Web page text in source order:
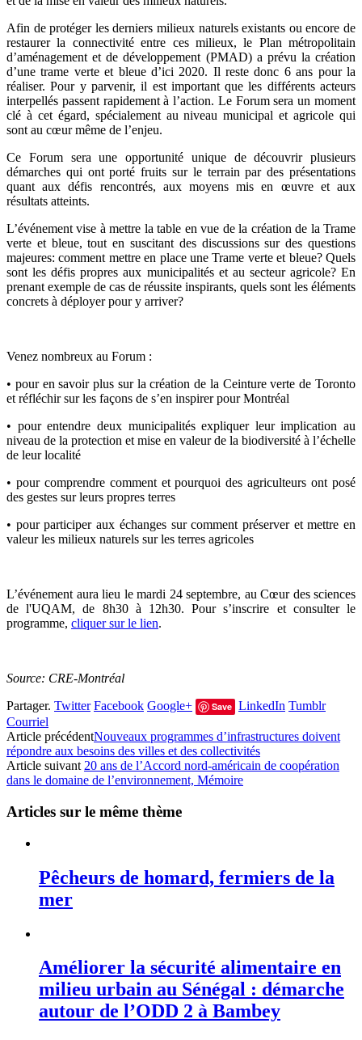
Afin de protéger les derniers milieux naturels existants ou encore de
restaurer la connectivité entre ces milieux, le Plan métropolitain
d’aménagement et de développement (PMAD) a prévu la création
d’une trame verte et bleue d’ici 2020. Il reste donc 6 ans pour la
réaliser. Pour y parvenir, il est important que les différents acteurs
interpellés passent rapidement à l’action. Le Forum sera un moment
clé à cet égard, spécialement au niveau municipal et agricole qui
sont au cœur même de l’enjeu.
Ce Forum sera une opportunité unique de découvrir plusieurs
démarches qui ont porté fruits sur le terrain par des présentations
quant aux défis rencontrés, aux moyens mis en œuvre et aux
résultats atteints.
L’événement vise à mettre la table en vue de la création de la Trame
verte et bleue, tout en suscitant des discussions sur des questions
majeures: comment mettre en place une Trame verte et bleue? Quels
sont les défis propres aux municipalités et au secteur agricole? En
prenant exemple de cas de réussite inspirants, quels sont les éléments
concrets à déployer pour y arriver?
Venez nombreux au Forum :
• pour en savoir plus sur la création de la Ceinture verte de Toronto
et réfléchir sur les façons de s’en inspirer pour Montréal
• pour entendre deux municipalités expliquer leur implication au
niveau de la protection et mise en valeur de la biodiversité à l’échelle
de leur localité
• pour comprendre comment et pourquoi des agriculteurs ont posé
des gestes sur leurs propres terres
• pour participer aux échanges sur comment préserver et mettre en
valeur les milieux naturels sur les terres agricoles
L’événement aura lieu le mardi 24 septembre, au Cœur des sciences
de l'UQAM, de 8h30 à 12h30. Pour s’inscrire et consulter le
programme, cliquer sur le lien.
Source: CRE-Montréal
Partager. Twitter Facebook Google+ Save LinkedIn Tumblr
Courriel
Article précédentNouveaux programmes d’infrastructures doivent
répondre aux besoins des villes et des collectivités
Article suivant 20 ans de l’Accord nord-américain de coopération
dans le domaine de l’environnement, Mémoire
Articles sur le même thème
Pêcheurs de homard, fermiers de la
mer
Améliorer la sécurité alimentaire en
milieu urbain au Sénégal : démarche
autour de l’ODD 2 à Bambey